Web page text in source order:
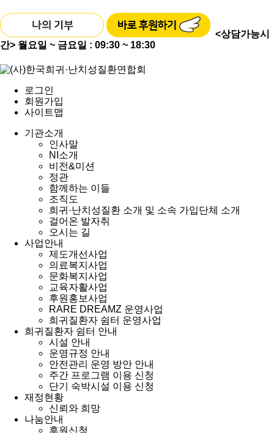
<상담가능시
간> 월요일 ~ 금요일 : 09:30 ~ 18:30
로그인
회원가입
사이트맵
기관소개
인사말
NI소개
비전&미션
정관
함께하는 이들
조직도
희귀·난치성질환 소개 및 소속 가입단체 소개
걸어온 발자취
오시는 길
사업안내
제도개선사업
의료복지사업
문화복지사업
교육자활사업
후원홍보사업
RARE DREAMZ 운영사업
희귀질환자 쉼터 운영사업
희귀질환자 쉼터 안내
시설 안내
운영규정 안내
안전관리 운영 방안 안내
주간 프로그램 이용 신청
단기 숙박시설 이용 신청
재정현황
신뢰와 희망
나눔안내
후원신청